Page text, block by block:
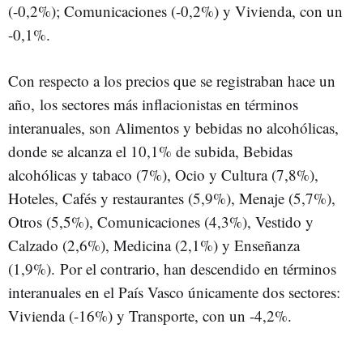
(-0,2%); Comunicaciones (-0,2%) y Vivienda, con un
-0,1%.
Con respecto a los precios que se registraban hace un
año, los sectores más inflacionistas en términos
interanuales, son Alimentos y bebidas no alcohólicas,
donde se alcanza el 10,1% de subida, Bebidas
alcohólicas y tabaco (7%), Ocio y Cultura (7,8%),
Hoteles, Cafés y restaurantes (5,9%), Menaje (5,7%),
Otros (5,5%), Comunicaciones (4,3%), Vestido y
Calzado (2,6%), Medicina (2,1%) y Enseñanza
(1,9%). Por el contrario, han descendido en términos
interanuales en el País Vasco únicamente dos sectores:
Vivienda (-16%) y Transporte, con un -4,2%.